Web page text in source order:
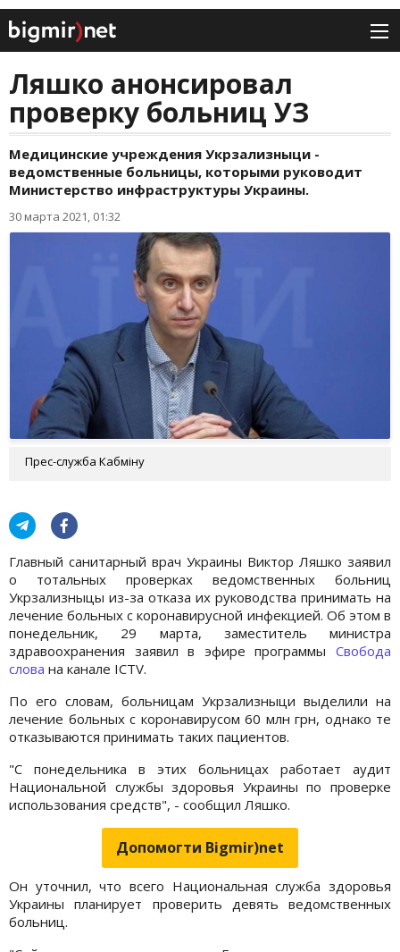
Ляшко анонсировал
проверку больниц УЗ
Медицинские учреждения Укрзализныци -
ведомственные больницы, которыми руководит
Министерство инфраструктуры Украины.
30 марта 2021, 01:32
Прес-служба Кабміну
Главный санитарный врач Украины Виктор Ляшко заявил
о тотальных проверках ведомственных больниц
Укрзализныцы из-за отказа их руководства принимать на
лечение больных с коронавирусной инфекцией. Об этом в
понедельник, 29 марта, заместитель министра
здравоохранения заявил в эфире программы Свобода
слова на канале ICTV.
По его словам, больницам Укрзализныци выделили на
лечение больных с коронавирусом 60 млн грн, однако те
отказываются принимать таких пациентов.
"С понедельника в этих больницах работает аудит
Национальной службы здоровья Украины по проверке
использования средств", - сообщил Ляшко.
Допомогти Bigmir)net
Он уточнил, что всего Национальная служба здоровья
Украины планирует проверить девять ведомственных
больниц.